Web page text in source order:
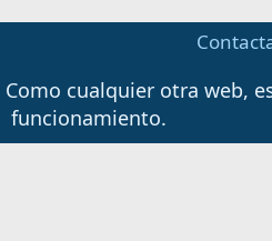
Como cualquier otra web,
funcionamiento.